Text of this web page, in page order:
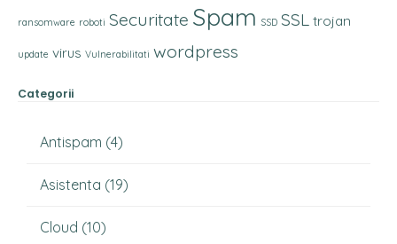
ransomware roboti Securitate Spam SSD SSL trojan
update virus Vulnerabilitati wordpress
Categorii
Antispam (4)
Asistenta (19)
Cloud (10)